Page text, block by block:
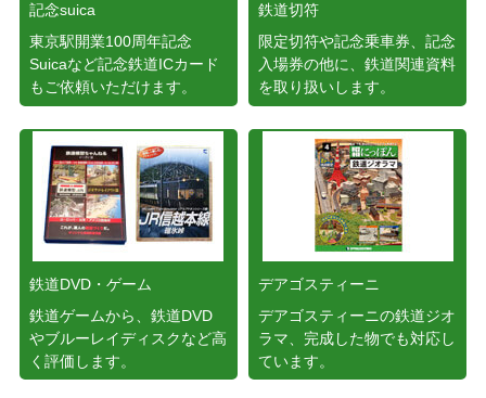
記念suica
東京駅開業100周年記念
Suicaなど記念鉄道ICカード
もご依頼いただけます。
鉄道切符
限定切符や記念乗車券、記念
入場券の他に、鉄道関連資料
を取り扱いします。
鉄道DVD・ゲーム
鉄道ゲームから、鉄道DVD
やブルーレイディスクなど高
く評価します。
デアゴスティーニ
デアゴスティーニの鉄道ジオ
ラマ、完成した物でも対応し
ています。